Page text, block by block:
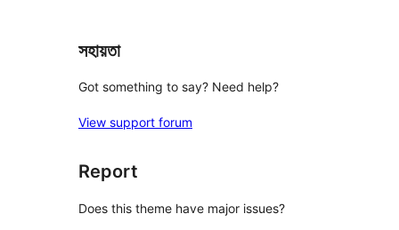
সহায়তা
Got something to say? Need help?
View support forum
Report
Does this theme have major issues?